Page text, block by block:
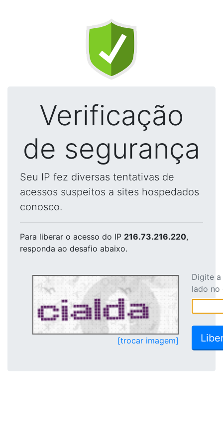
Verificação
de segurança
Seu IP fez diversas tentativas de
acessos suspeitos a sites hospedados
conosco.
Para liberar o acesso do IP 216.73.216.220,
responda ao desafio abaixo.
[trocar imagem]
Digite
lado no